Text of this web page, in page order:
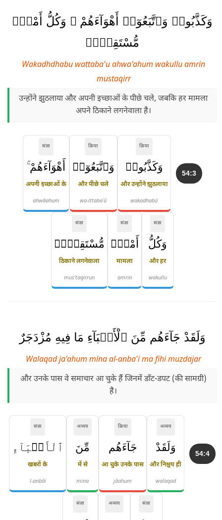
وَكَذَّبُوا۟ وَٱتَّبَعُوٓا۟ أَهْوَآءَهُمْ ۚ وَكُلُّ أَمْرٍۢ
مُّسْتَقِرٌّۭ
Wakadhdhabu wattaba'u ahwa'ahum wakullu amrin
mustaqirr
उन्होंने झुठलाया और अपनी इच्छाओं के पीछे चले, जबकि हर मामला
अपने ठिकाने लगनेवाला है।
54:3
क्रिया
وَكَذَّبُوا۟
और उन्होंने झुठलाया
wakadhabū
क्रिया
وَٱتَّبَعُوٓا۟
और पीछे चले
wa-ittabaʿū
संज्ञा
أَهْوَآءَهُمْ ۚ
अपनी इच्छाओं के
ahwāahum
संज्ञा
وَكُلُّ
और हर
wakullu
संज्ञा
أَمْرٍۢ
मामला
amrin
संज्ञा
مُّسْتَقِرٌّۭ
ठिकाने लगनेवाला
mus'taqirrun
وَلَقَدْ جَآءَهُم مِّنَ ٱلْأَنۢبَآءِ مَا فِيهِ مُزْدَجَرٌ
Walaqad ja'ahum mina al-anba'i ma fihi muzdajar
और उनके पास वे समाचार आ चुके हैं जिनमें डाँट-डपट (की सामग्री)
है।
54:4
अव्यय
وَلَقَدْ
और निश्चय ही
walaqad
क्रिया
جَآءَهُم
आ चुके उनके पास
jāahum
अव्यय
مِّنَ
में से
mina
संज्ञा
ٱلْأَنۢبَآءِ
खबरों के
l-anbāi
संज्ञा
अव्यय
संज्ञा